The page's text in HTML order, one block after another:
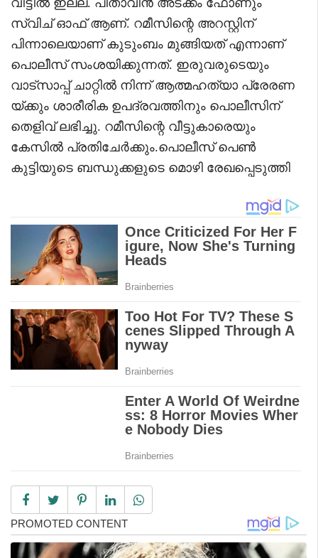
സ്വിച് ഓഫ് ആണ്. റമീസിന്റെ അറസ്റ്റിന്
പിന്നാലെയാണ് കുടുംബം മുങ്ങിയത് എന്നാണ്
പൊലീസ് സംശയിക്കുന്നത്. ഇരുവരുടെയും
വാട്‌സാപ്പ് ചാറ്റിൽ നിന്ന് ആത്മഹത്യാ പ്രേരണ
യ്ക്കും ശാരീരിക ഉപദ്രവത്തിനും പൊലീസിന്
തെളിവ് ലഭിച്ചു. റമീസിന്റെ വീട്ടുകാരെയും
കേസിൽ പ്രതിചേർക്കും.പൊലീസ് പെൺ
കുട്ടിയുടെ ബന്ധുക്കളുടെ മൊഴി രേഖപ്പെടുത്തി